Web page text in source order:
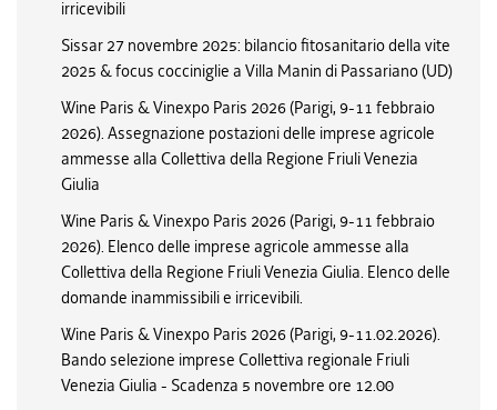
irricevibili
Sissar 27 novembre 2025: bilancio fitosanitario della vite
2025 & focus cocciniglie a Villa Manin di Passariano (UD)
Wine Paris & Vinexpo Paris 2026 (Parigi, 9-11 febbraio
2026). Assegnazione postazioni delle imprese agricole
ammesse alla Collettiva della Regione Friuli Venezia
Giulia
Wine Paris & Vinexpo Paris 2026 (Parigi, 9-11 febbraio
2026). Elenco delle imprese agricole ammesse alla
Collettiva della Regione Friuli Venezia Giulia. Elenco delle
domande inammissibili e irricevibili.
Wine Paris & Vinexpo Paris 2026 (Parigi, 9-11.02.2026).
Bando selezione imprese Collettiva regionale Friuli
Venezia Giulia - Scadenza 5 novembre ore 12.00